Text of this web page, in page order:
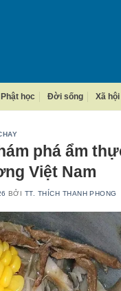
Phật học Đời sống Xã hội
phá ẩm
Việt Nam
BỞI TT. THÍCH THANH PHONG